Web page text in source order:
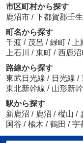
市区町村から探す
鹿沼市 / 下都賀郡壬
町名から探す
千渡 / 茂呂 / 緑町 /
上石川 / 東町 / 西鹿沼
路線から探す
東武日光線 / 日光線 /
東北新幹線 / 山形新
駅から探す
新鹿沼 / 鹿沼 / 樅山 /
国谷 / 楡木 / 鶴田 / 宇